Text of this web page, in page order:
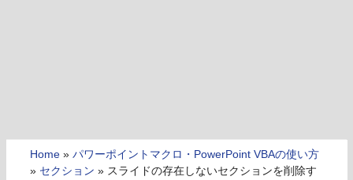
Home » パワーポイントマクロ・PowerPoint VBAの使い方
» セクション » スライドの存在しないセクションを削除す